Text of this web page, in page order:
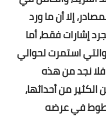
إلا أن ما ورد
إشارات فقط، أما
استمرت لحوالي
نجد من هذه
من أحداثها،
في عرضه